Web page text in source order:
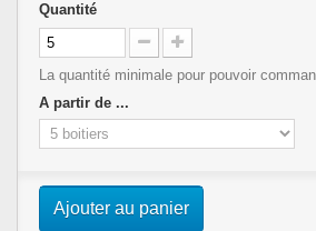
Quantité
La quantité minimale pour pouvoir
A partir de ...
Ajouter au panier